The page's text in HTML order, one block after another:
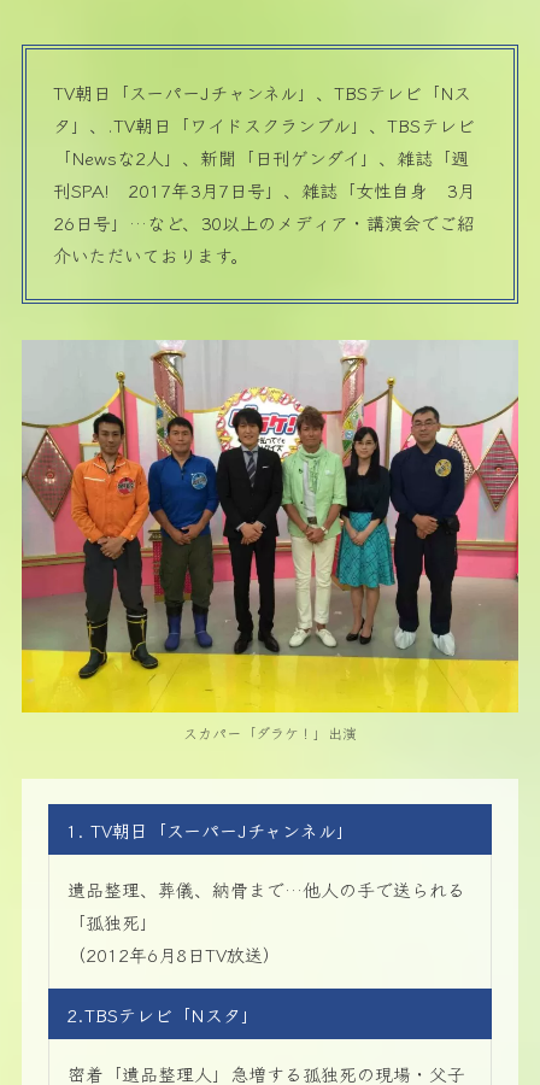
TV朝日「スーパーJチャンネル」、TBSテレビ「Nス
タ」、.TV朝日「ワイドスクランブル」、TBSテレビ
「Newsな2人」、新聞「日刊ゲンダイ」、雑誌「週
刊SPA! 2017年3月7日号」、雑誌「女性自身 3月
26日号」…など、30以上のメディア・講演会でご紹
介いただいております。
スカパー「ダラケ！」出演
1. TV朝日「スーパーJチャンネル」
遺品整理、葬儀、納骨まで…他人の手で送られる
「孤独死」
（2012年6月8日TV放送）
2.TBSテレビ「Nスタ」
密着「遺品整理人」急増する孤独死の現場・父子